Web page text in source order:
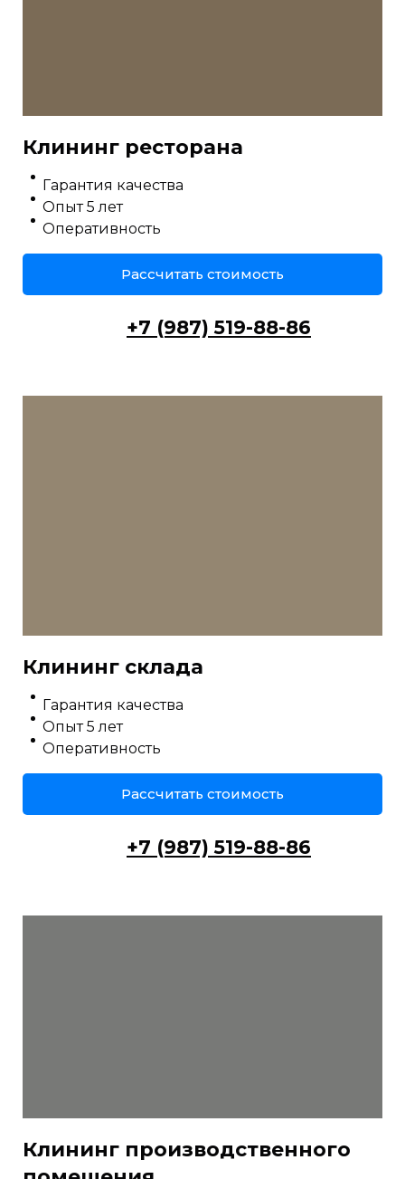
Клининг ресторана
Гарантия качества
Опыт 5 лет
Оперативность
Рассчитать стоимость
+7 (987) 519-88-86
Клининг склада
Гарантия качества
Опыт 5 лет
Оперативность
Рассчитать стоимость
+7 (987) 519-88-86
Клининг производственного